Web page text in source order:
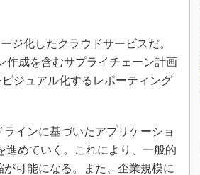
イノベーション
製造業ビッグデータ
知財マネジメント
海外生産
ジ化したクラウドサービスだ。
作成を含むサプライチェーン計画
ジュアル化するレポーティング
インに基づいたアプリケーショ
めていく。これにより、一般的
可能になる。また、企業規模に